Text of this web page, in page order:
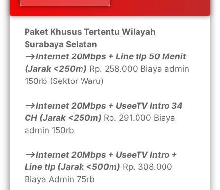
Paket Khusus Tertentu Wilayah
Surabaya Selatan
—>Internet 20Mbps + Line tlp 50 Menit
(Jarak <250m) Rp. 258.000 Biaya admin
150rb (Sektor Waru)
—>Internet 20Mbps + UseeTV Intro 34
CH (Jarak <250m) Rp. 291.000 Biaya
admin 150rb
—>Internet 20Mbps + UseeTV Intro +
Line tlp (Jarak <500m) Rp. 308.000
Biaya Admin 75rb